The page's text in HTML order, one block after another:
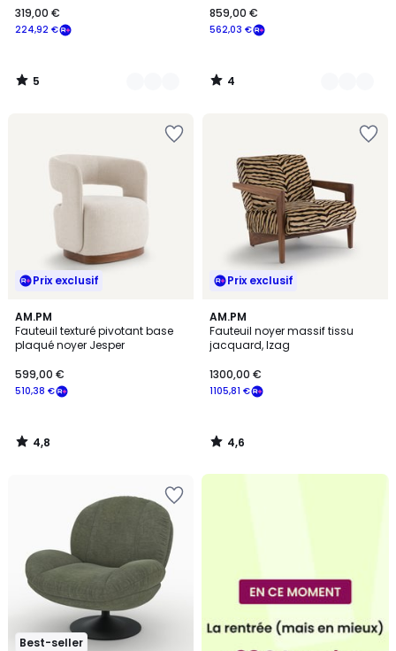
€
souscrivez
notre
programme
224,92
224,92 €
319,00 €
5
/
562,03 €
859,00 €
4
/
Prix exclusif
AM.PM
Fauteuil texturé pivotant base
plaqué noyer Jesper
510,38 €
599,00 €
4,8
/ 5
4,8
/
Prix exclusif
AM.PM
Fauteuil noyer massif tissu
jacquard, Izag
1105,81 €
1300,00 €
4,6
/ 5
4,6
/
Best-seller